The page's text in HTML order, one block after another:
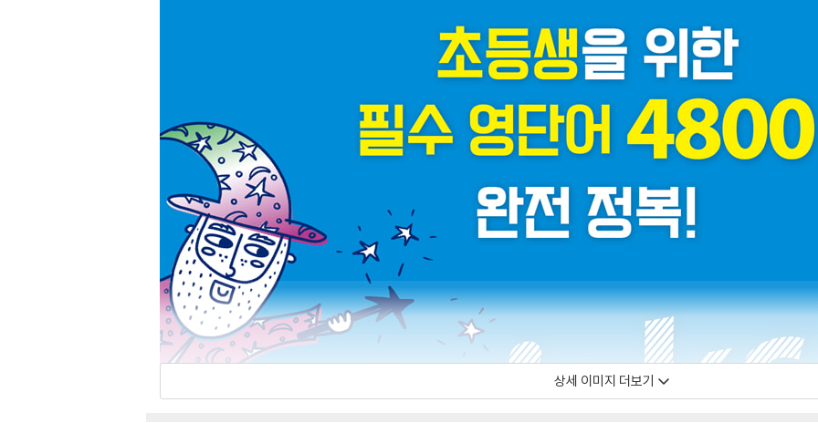
상세 이미지 더보기